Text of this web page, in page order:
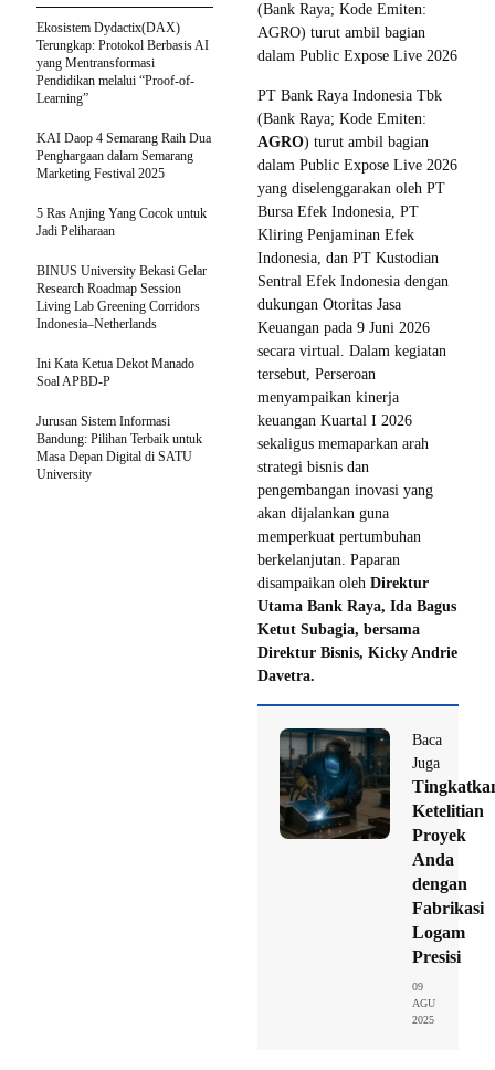
(Bank Raya; Kode Emiten:
AGRO) turut ambil bagian
dalam Public Expose Live 2026
PT Bank Raya Indonesia Tbk
(Bank Raya; Kode Emiten:
AGRO) turut ambil bagian
dalam Public Expose Live 2026
yang diselenggarakan oleh PT
Bursa Efek Indonesia, PT
Kliring Penjaminan Efek
Indonesia, dan PT Kustodian
Sentral Efek Indonesia dengan
dukungan Otoritas Jasa
Keuangan pada 9 Juni 2026
secara virtual. Dalam kegiatan
tersebut, Perseroan
menyampaikan kinerja
keuangan Kuartal I 2026
sekaligus memaparkan arah
strategi bisnis dan
pengembangan inovasi yang
akan dijalankan guna
memperkuat pertumbuhan
berkelanjutan. Paparan
disampaikan oleh Direktur
Utama Bank Raya, Ida Bagus
Ketut Subagia, bersama
Direktur Bisnis, Kicky Andrie
Davetra.
Baca
Juga
Ketelitian
Proyek
Anda
dengan
Fabrikasi
Logam
Presisi
09
AGU
2025
Ekosistem Dydactix(DAX)
Terungkap: Protokol Berbasis AI
yang Mentransformasi
Pendidikan melalui “Proof-of-
Learning”
KAI Daop 4 Semarang Raih Dua
Penghargaan dalam Semarang
Marketing Festival 2025
5 Ras Anjing Yang Cocok untuk
Jadi Peliharaan
BINUS University Bekasi Gelar
Research Roadmap Session
Living Lab Greening Corridors
Indonesia–Netherlands
Ini Kata Ketua Dekot Manado
Soal APBD-P
Jurusan Sistem Informasi
Bandung: Pilihan Terbaik untuk
Masa Depan Digital di SATU
University